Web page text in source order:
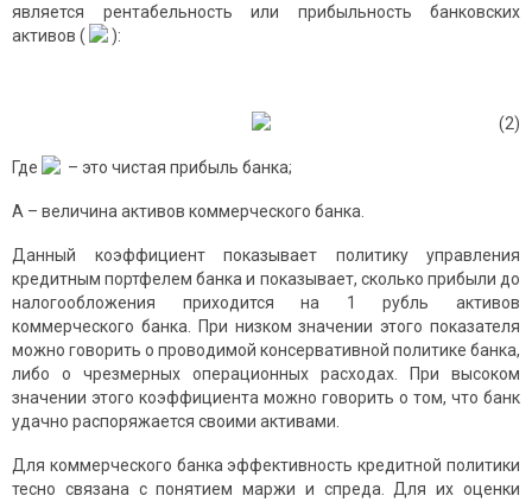
является рентабельность или прибыльность банковских
активов (
):
(2)
Где – это чистая прибыль банка;
А – величина активов коммерческого банка.
Данный коэффициент показывает политику управления
кредитным портфелем банка и показывает, сколько прибыли до
налогообложения приходится на 1 рубль активов
коммерческого банка. При низком значении этого показателя
можно говорить о проводимой консервативной политике банка,
либо о чрезмерных операционных расходах. При высоком
значении этого коэффициента можно говорить о том, что банк
удачно распоряжается своими активами.
Для коммерческого банка эффективность кредитной политики
тесно связана с понятием маржи и спреда. Для их оценки